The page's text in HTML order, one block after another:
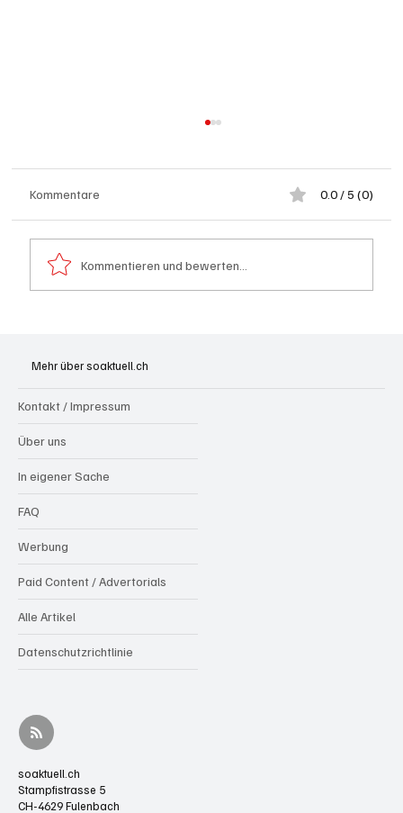
aufrütteln
Kommentare 0.0 / 5 (0)
Kommentieren und bewerten...
Mehr über soaktuell.ch
Kontakt / Impressum
Über uns
In eigener Sache
FAQ
Werbung
Paid Content / Advertorials
Alle Artikel
Datenschutzrichtlinie
soaktuell.ch
Stampfistrasse 5
CH-4629 Fulenbach